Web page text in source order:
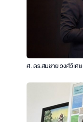
ศ. ดร.สมชาย วงศ์วิเศษ